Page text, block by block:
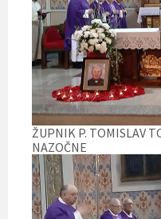
ŽUPNIK P. TOMISLAV
NAZOČNE